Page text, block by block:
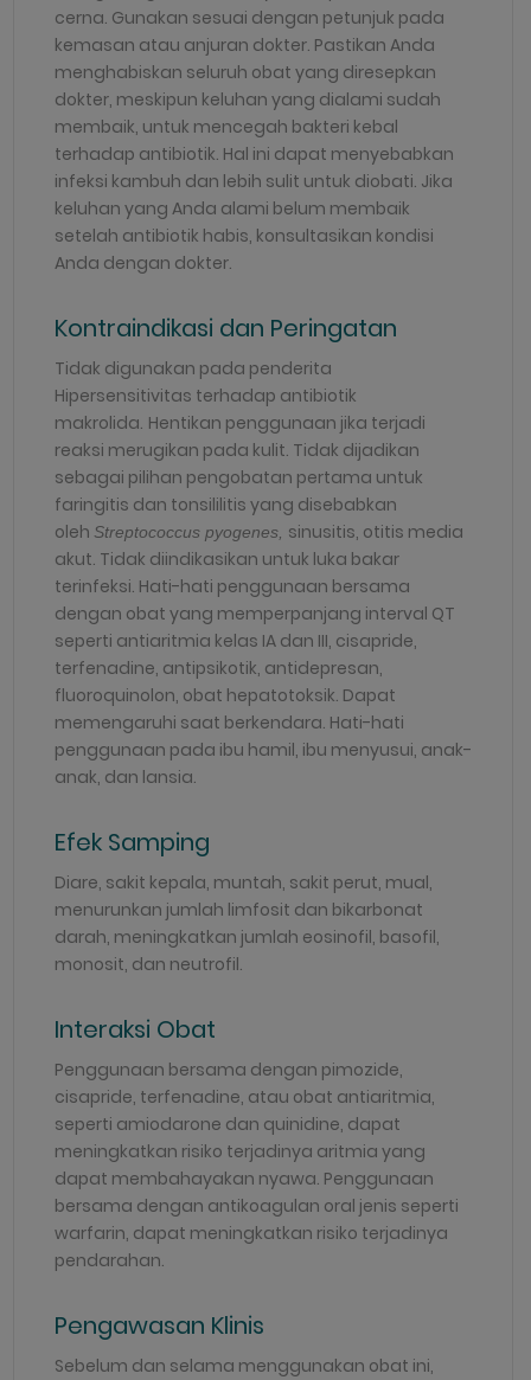
cerna. Gunakan sesuai dengan petunjuk pada
kemasan atau anjuran dokter. Pastikan Anda
menghabiskan seluruh obat yang diresepkan
dokter, meskipun keluhan yang dialami sudah
membaik, untuk mencegah bakteri kebal
terhadap antibiotik. Hal ini dapat menyebabkan
infeksi kambuh dan lebih sulit untuk diobati. Jika
keluhan yang Anda alami belum membaik
setelah antibiotik habis, konsultasikan kondisi
Anda dengan dokter.
Kontraindikasi dan Peringatan
Tidak digunakan pada penderita
Hipersensitivitas terhadap antibiotik
makrolida. Hentikan penggunaan jika terjadi
reaksi merugikan pada kulit. Tidak dijadikan
sebagai pilihan pengobatan pertama untuk
faringitis dan tonsililitis yang disebabkan
oleh Streptococcus pyogenes, sinusitis, otitis media
akut. Tidak diindikasikan untuk luka bakar
terinfeksi. Hati-hati penggunaan bersama
dengan obat yang memperpanjang interval QT
seperti antiaritmia kelas IA dan III, cisapride,
terfenadine, antipsikotik, antidepresan,
fluoroquinolon, obat hepatotoksik. Dapat
memengaruhi saat berkendara. Hati-hati
penggunaan pada ibu hamil, ibu menyusui, anak-
anak, dan lansia.
Efek Samping
Diare, sakit kepala, muntah, sakit perut, mual,
menurunkan jumlah limfosit dan bikarbonat
darah, meningkatkan jumlah eosinofil, basofil,
monosit, dan neutrofil.
Interaksi Obat
Penggunaan bersama dengan pimozide,
cisapride, terfenadine, atau obat antiaritmia,
seperti amiodarone dan quinidine, dapat
meningkatkan risiko terjadinya aritmia yang
dapat membahayakan nyawa. Penggunaan
bersama dengan antikoagulan oral jenis seperti
warfarin, dapat meningkatkan risiko terjadinya
pendarahan.
Pengawasan Klinis
Sebelum dan selama menggunakan obat ini,